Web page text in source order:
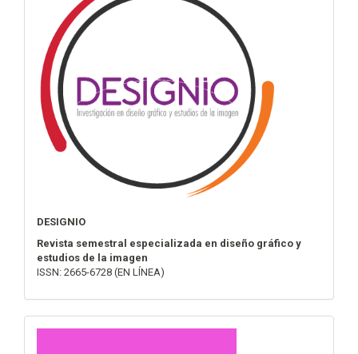
DESIGNIO
Revista semestral especializada en diseño gráfico y
estudios de la imagen
ISSN: 2665-6728 (EN LÍNEA)
convocatoria